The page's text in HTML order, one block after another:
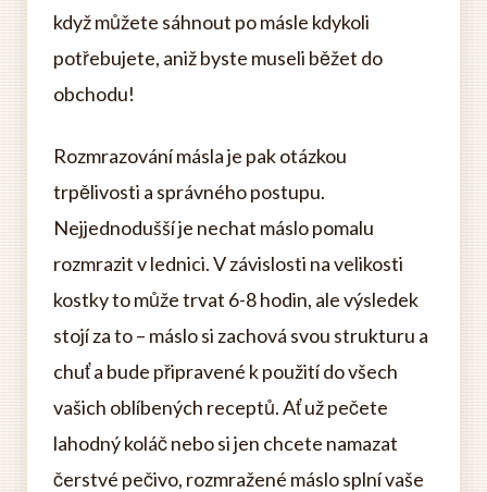
když můžete sáhnout po másle kdykoli
potřebujete, aniž byste museli běžet do
obchodu!
Rozmrazování másla je pak otázkou
trpělivosti a správného postupu.
Nejjednodušší je nechat máslo pomalu
rozmrazit v lednici. V závislosti na velikosti
kostky to může trvat 6-8 hodin, ale výsledek
stojí za to – máslo si zachová svou strukturu a
chuť a bude připravené k použití do všech
vašich oblíbených receptů. Ať už pečete
lahodný koláč nebo si jen chcete namazat
čerstvé pečivo, rozmražené máslo splní vaše